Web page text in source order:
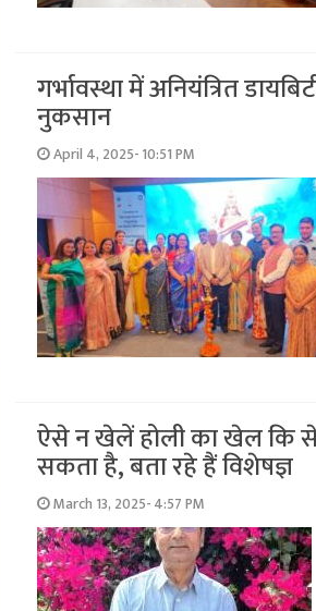
गर्भावस्था में अनियंत्रित
नुकसान
April 4, 2025- 10:51 PM
ऐसे न खेलें होली का खेल कि
सकता है, बता रहे हैं विशेषज्ञ
March 13, 2025- 4:57 PM